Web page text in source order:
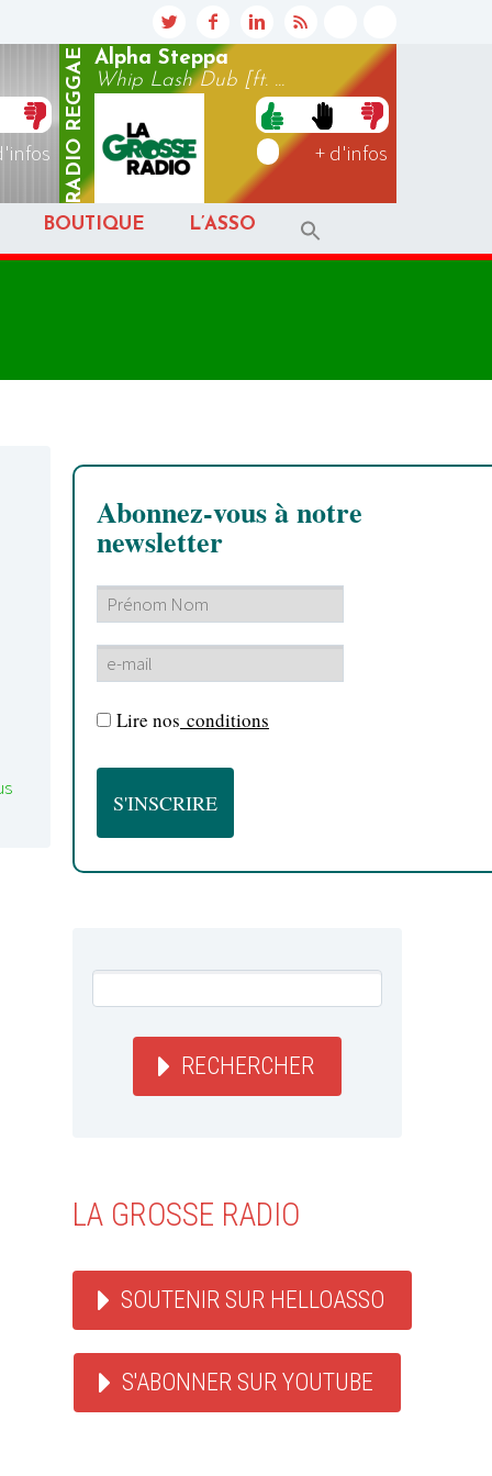
RADIO
REGGAE
Alpha Steppa
Whip Lash Dub [ft. ...
+ d'infos
BOUTIQUE L’ASSO
Abonnez-vous à notre
newsletter
Lire nos conditions
RECHERCHER
LA GROSSE RADIO
SOUTENIR SUR HELLOASSO
S'ABONNER SUR YOUTUBE